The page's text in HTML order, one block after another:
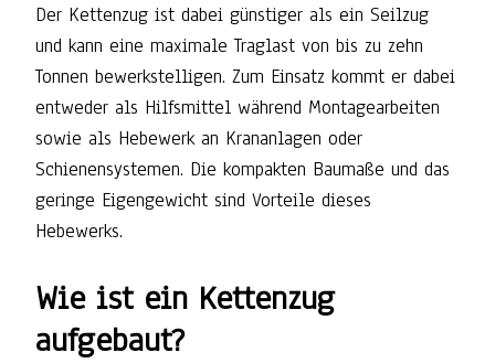
Der Kettenzug ist dabei günstiger als ein Seilzug
und kann eine maximale Traglast von bis zu zehn
Tonnen bewerkstelligen. Zum Einsatz kommt er dabei
entweder als Hilfsmittel während Montagearbeiten
sowie als Hebewerk an Krananlagen oder
Schienensystemen. Die kompakten Baumaße und das
geringe Eigengewicht sind Vorteile dieses
Hebewerks.
Wie ist ein Kettenzug
aufgebaut?